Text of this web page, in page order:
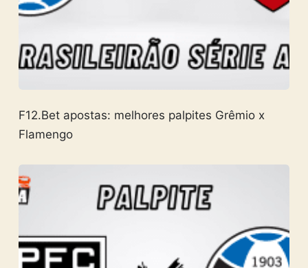
F12.Bet apostas: melhores palpites Grêmio x
Flamengo